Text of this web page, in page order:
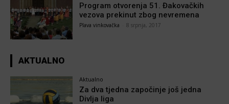
Program otvorenja 51. Đakovačkih
vezova prekinut zbog nevremena
Plava vinkovačka 8 srpnja, 2017
AKTUALNO
Aktualno
Za dva tjedna započinje još jedna
Divlja liga